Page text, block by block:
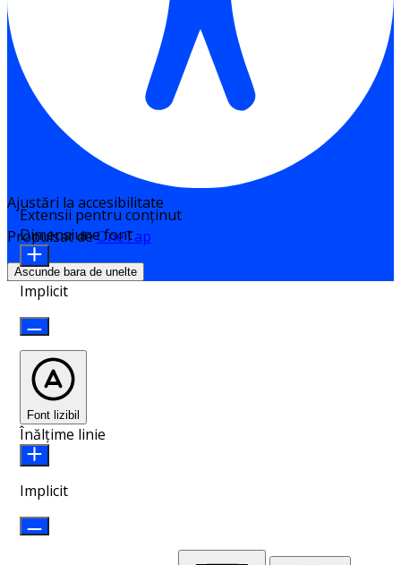
Ajustări la accesibilitate
Propulsat deOneTap
Ascunde bara de unelte
Extensii pentru conținut
Dimensiune font
Implicit
Font lizibil
Înălțime linie
Implicit